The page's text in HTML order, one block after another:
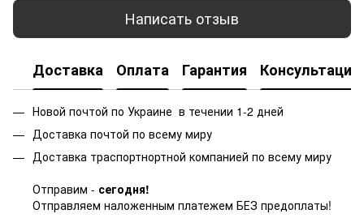
Написать отзыв
Доставка Оплата Гарантия Консультация
Новой почтой по Украине в течении 1-2 дней
Доставка почтой по всему миру
Доставка траспортнортной компанией по всему миру
Отправим - сегодня!
Отправляем наложенным платежем БЕЗ предоплаты!